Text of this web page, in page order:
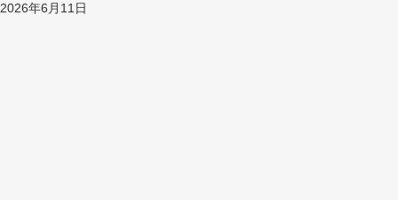
2026年6月11日